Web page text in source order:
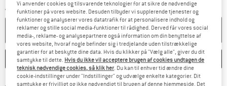
Antal:
LÆG I KURV
HUSKE SAMMENLIGNE
Vi anvender cookies og tilsvarende teknologier for at sikre de nødvendige
funktioner på vores website. Desuden tilbyder vi supplerende tjenester og
funktioner og analyserer vores datatrafik for at personalisere indhold og
reklamer og stille social media-funktioner til rådighed. Derved får vores social
media-, reklame- og analysepartnere også information om din benyttelse af
vores website, hvoraf nogle befinder sig i tredjelande uden tilstrækkelige
garantier for at beskytte dine data. Hvis du klikker på "Vælg alle", giver du dit
samtykke til dette. Hvis du ikke vil acceptere brugen af cookies undtagen de
teknisk nødvendige cookies, så klik her . Du kan til enhver tid ændre dine
cookie-indstillinger under "Indstillinger" og udvælge enkelte kategorier. Dit
samtykke er frivilligt og ikke nødvendigt til brugen af denne hjemmeside. Det